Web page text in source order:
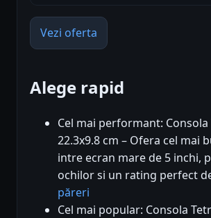
Vezi oferta
Alege rapid
Cel mai performant: Consola
22.3x9.8 cm – Ofera cel mai
intre ecran mare de 5 inchi,
ochilor si un rating perfect
păreri
Cel mai popular: Consola